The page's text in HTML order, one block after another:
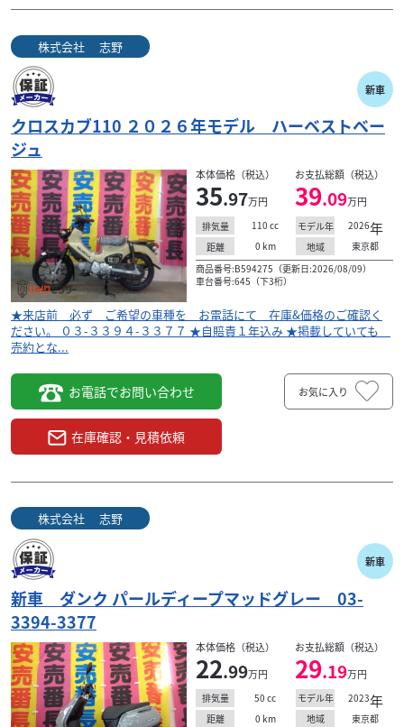
レッツ 新車
本体価格: 17
★来店前 必ず ご希望の車種を お電話にて 在庫
&価格のご確認ください。 ０３-３３９４-３３７７ ★
自賠責１年込み ★掲載していても 売約とな...
スズキ 株式会社 志野
新車 GIXXER 250 国内仕様 赤 ２０２５年モデル
本体価格: 37
★来店前 必ず ご希望の車種を お電話にて 在庫&価格
のご確認ください。 ０３-３３９４-３３７７ ★自賠責１
年 重量税込み ★掲載していても ...
株式会社 志野
新車
クロスカブ110 ２０２６年モデル ハーベストベー
ジュ
本体価格（税込）
35.97万円
お支払総額（税込）
39.09万円
排気量 110 cc モデル年 2026年
距離 0 km 地域
東京都
商品番号:B594275（更新日:2026/08/09）
車台番号:645（下3桁）
★来店前 必ず ご希望の車種を お電話にて 在庫&価格のご確認く
ださい。 ０３-３３９４-３３７７ ★自賠責１年込み ★掲載していても
売約とな...
お電話でお問い合わせ
在庫確認・見積依頼
お気に入り
株式会社 志野
新車
新車 ダンク パールディープマッドグレー 03-
3394-3377
本体価格（税込）
22.99万円
お支払総額（税込）
29.19万円
排気量 50 cc モデル年 2023年
距離 0 km 地域
東京都